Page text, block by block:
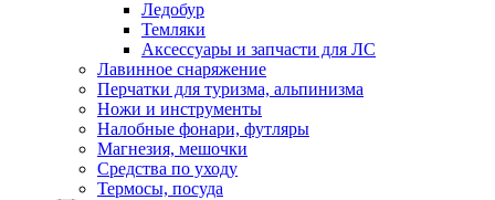
Ледобур
Темляки
Аксессуары и запчасти для ЛС
Лавинное снаряжение
Перчатки для туризма, альпинизма
Ножи и инструменты
Налобные фонари, футляры
Магнезия, мешочки
Средства по уходу
Термосы, посуда